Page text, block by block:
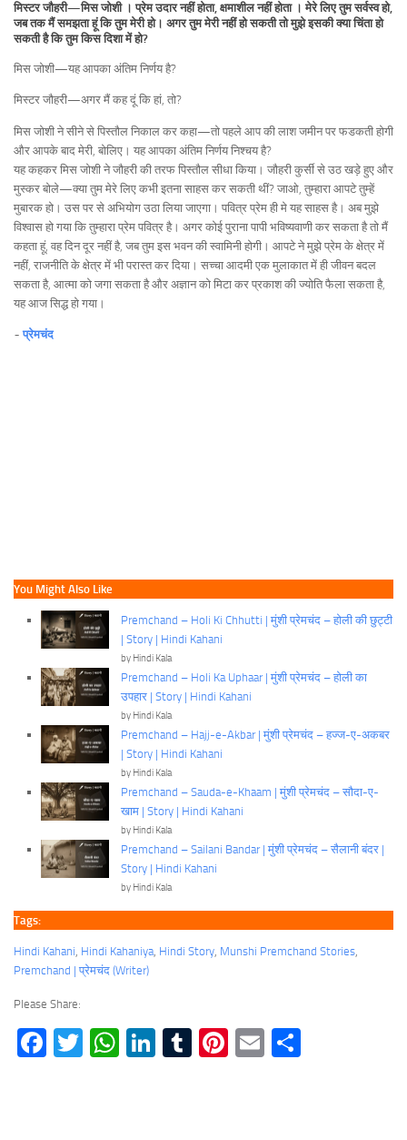
मिस्टर जौहरी—मिस जोशी । प्रेम उदार नहीं होता, क्षमाशील नहीं होता । मेरे लिए तुम सर्वस्व हो,
जब तक मैं समझता हूं कि तुम मेरी हो। अगर तुम मेरी नहीं हो सकती तो मुझे इसकी क्या चिंता हो
सकती है कि तुम किस दिशा में हो?
मिस जोशी—यह आपका अंतिम निर्णय है?
मिस्टर जौहरी—अगर मैं कह दूं कि हां, तो?
मिस जोशी ने सीने से पिस्तौल निकाल कर कहा—तो पहले आप की लाश जमीन पर फडकती होगी
और आपके बाद मेरी, बोलिए। यह आपका अंतिम निर्णय निश्चय है?
यह कहकर मिस जोशी ने जौहरी की तरफ पिस्तौल सीधा किया। जौहरी कुर्सी से उठ खड़े हुए और
मुस्कर बोले—क्या तुम मेरे लिए कभी इतना साहस कर सकती थीं? जाओ, तुम्हारा आपटे तुम्हें
मुबारक हो। उस पर से अभियोग उठा लिया जाएगा। पवित्र प्रेम ही मे यह साहस है। अब मुझे
विश्वास हो गया कि तुम्हारा प्रेम पवित्र है। अगर कोई पुराना पापी भविष्यवाणी कर सकता है तो मैं
कहता हूं, वह दिन दूर नहीं है, जब तुम इस भवन की स्वामिनी होगी। आपटे ने मुझे प्रेम के क्षेत्र में
नहीं, राजनीति के क्षेत्र में भी परास्त कर दिया। सच्चा आदमी एक मुलाकात में ही जीवन बदल
सकता है, आत्मा को जगा सकता है और अज्ञान को मिटा कर प्रकाश की ज्योति फैला सकता है,
यह आज सिद्ध हो गया।
~ प्रेमचंद
You Might Also Like
Premchand – Holi Ki Chhutti | मुंशी प्रेमचंद – होली की छुट्टी
| Story | Hindi Kahani
by Hindi Kala
Premchand – Holi Ka Uphaar | मुंशी प्रेमचंद – होली का
उपहार | Story | Hindi Kahani
by Hindi Kala
Premchand – Hajj-e-Akbar | मुंशी प्रेमचंद – हज्ज-ए-अकबर
| Story | Hindi Kahani
by Hindi Kala
Premchand – Sauda-e-Khaam | मुंशी प्रेमचंद – सौदा-ए-
खाम | Story | Hindi Kahani
by Hindi Kala
Premchand – Sailani Bandar | मुंशी प्रेमचंद – सैलानी बंदर |
Story | Hindi Kahani
by Hindi Kala
Tags:
Hindi Kahani, Hindi Kahaniya, Hindi Story, Munshi Premchand Stories
Premchand | प्रेमचंद (Writer)
Please Share:
Facebook
TwitterWhatsApp
LinkedIn
TumblrPinterest
Email